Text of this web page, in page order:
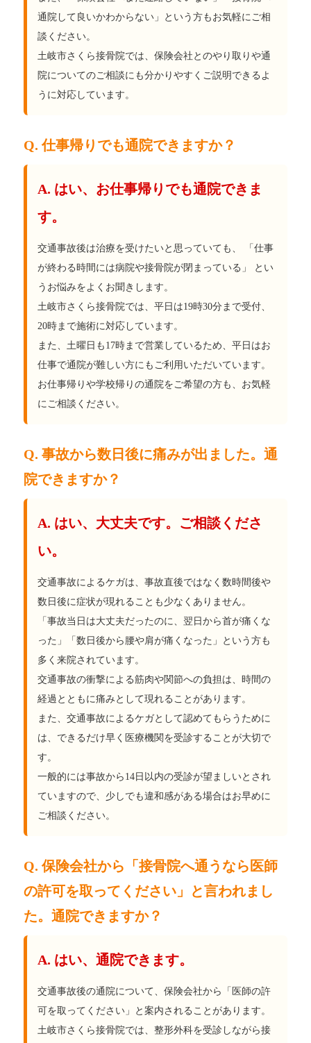
通院して良いかわからない」という方もお気軽にご相
談ください。
土岐市さくら接骨院では、保険会社とのやり取りや通
院についてのご相談にも分かりやすくご説明できるよ
うに対応しています。
Q. 仕事帰りでも通院できますか？
A. はい、お仕事帰りでも通院できま
す。
交通事故後は治療を受けたいと思っていても、 「仕事
が終わる時間には病院や接骨院が閉まっている」 とい
うお悩みをよくお聞きします。
土岐市さくら接骨院では、平日は19時30分まで受付、
20時まで施術に対応しています。
また、土曜日も17時まで営業しているため、平日はお
仕事で通院が難しい方にもご利用いただいています。
お仕事帰りや学校帰りの通院をご希望の方も、お気軽
にご相談ください。
Q. 事故から数日後に痛みが出ました。通
院できますか？
A. はい、大丈夫です。ご相談くださ
い。
交通事故によるケガは、事故直後ではなく数時間後や
数日後に症状が現れることも少なくありません。
「事故当日は大丈夫だったのに、翌日から首が痛くな
った」「数日後から腰や肩が痛くなった」という方も
多く来院されています。
交通事故の衝撃による筋肉や関節への負担は、時間の
経過とともに痛みとして現れることがあります。
また、交通事故によるケガとして認めてもらうために
は、できるだけ早く医療機関を受診することが大切で
す。
一般的には事故から14日以内の受診が望ましいとされ
ていますので、少しでも違和感がある場合はお早めに
ご相談ください。
Q. 保険会社から「接骨院へ通うなら医師
の許可を取ってください」と言われまし
た。通院できますか？
A. はい、通院できます。
交通事故後の通院について、保険会社から「医師の許
可を取ってください」と案内されることがあります。
土岐市さくら接骨院では、整形外科を受診しながら接